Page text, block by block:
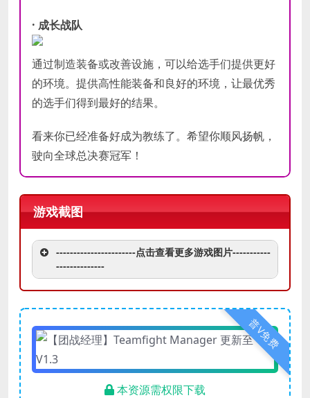
· 成长战队
通过制造装备或改善设施，可以给选手们提供更好
的环境。提供高性能装备和良好的环境，让最优秀
的选手们得到最好的结果。
看来你已经准备好成为教练了。希望你顺风扬帆，
驶向全球总决赛冠军！
游戏截图
-----------------------点击查看更多游戏图片-----------
--------------
普V免费
本资源需权限下载